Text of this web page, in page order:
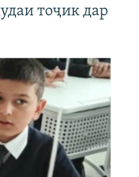
тоҷик дар